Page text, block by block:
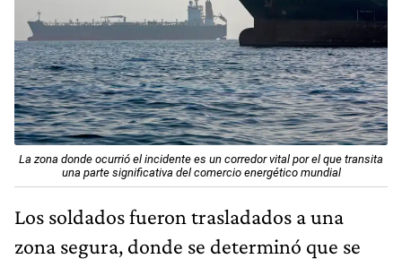
La zona donde ocurrió el incidente es un corredor vital por el que transita
una parte significativa del comercio energético mundial
Los soldados fueron trasladados a una
zona segura, donde se determinó que se